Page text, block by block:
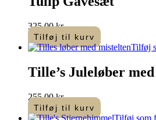
325,00kr.
Tilføj til kurv
Tilføj
Tille’s Juleløber
255,00kr.
Tilføj til kurv
Tilføj som